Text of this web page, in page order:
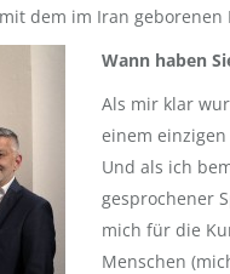
dem im Iran geborenen
Wann haben
Als mir klar
einem
Und als ich
gesprochener
mich für die
Menschen